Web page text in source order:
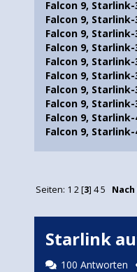
Falcon 9, Starlink-
Falcon 9, Starlink-
Falcon 9, Starlink-
Falcon 9, Starlink-
Falcon 9, Starlink-
Falcon 9, Starlink-
Falcon 9, Starlink-
Falcon 9, Starlink-
Falcon 9, Starlink-
Falcon 9, Starlink-
Seiten: 1 2[3]45
Starlink
100 Antworten